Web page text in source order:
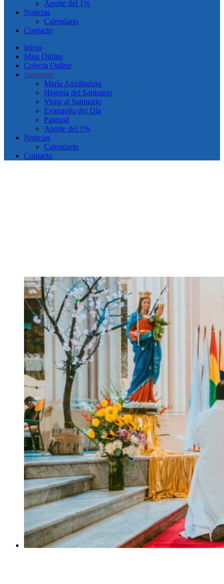
Aporte del 1%
Noticias
Calendario
Contacto
Inicio
Misa Online
Colecta Online
Santuario
María Auxiliadora
Historia del Santuario
Visita al Santuario
Evangelio del Día
Pastoral
Aporte del 1%
Noticias
Calendario
Contacto